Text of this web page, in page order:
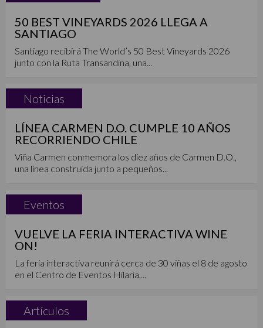
50 BEST VINEYARDS 2026 LLEGA A
SANTIAGO
Santiago recibirá The World’s 50 Best Vineyards 2026
junto con la Ruta Transandina, una...
Noticias
LÍNEA CARMEN D.O. CUMPLE 10 AÑOS
RECORRIENDO CHILE
Viña Carmen conmemora los diez años de Carmen D.O.,
una línea construida junto a pequeños...
Eventos
VUELVE LA FERIA INTERACTIVA WINE
ON!
La feria interactiva reunirá cerca de 30 viñas el 8 de agosto
en el Centro de Eventos Hilaria,...
Artículos